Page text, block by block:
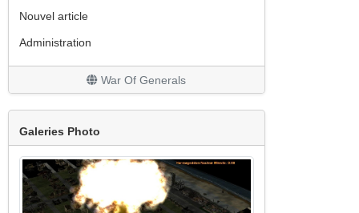
Nouvel article
Administration
War Of Generals
Galeries Photo